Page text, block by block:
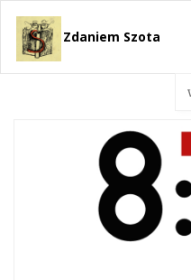
Zdaniem Szota